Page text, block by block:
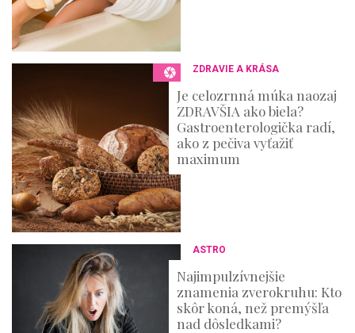
ZDRAVIE A KRÁSA
Je celozrnná múka naozaj
ZDRAVŠIA ako biela?
Gastroenterologička radí,
ako z pečiva vyťažiť
maximum
ASTRO
Najimpulzívnejšie
znamenia zverokruhu: Kto
skôr koná, než premýšľa
nad dôsledkami?